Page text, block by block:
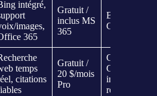
intégré,
images,
365
Gratuit /
inclus MS
365
Basé sur
GPT-4
temps
citations
Gratuit /
20 $/mois
Pro
GPT-3 et
GPT-4,
interface
recherche